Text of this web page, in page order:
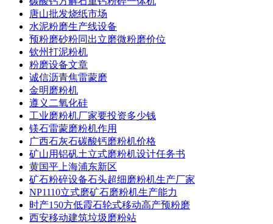
唐山批发烧纸市场
水泥粉磨生产线设备
预粉磨砂粉同出立磨微粉磨价位
钦州打泥粉机
粉磨设备文章
诚信沥青焦雷蒙磨
金明磨粉机
遵义二氧化硅
工业磨粉机厂家要投资多少钱
镁石雷蒙磨粉机作用
广西石灰石碳酸钙磨粉机价格
矿山用铝矾土立式磨粉机设计任务书
黄国平上海浦东新区
矿石粉碎设备石头超细磨粉机生产厂家
NP1110立式磨矿石磨粉机生产能力
时产150方低霞石轮式移动高产预粉磨
西安移动建筑垃圾磨粉站